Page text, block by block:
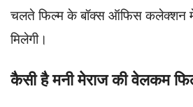
चलते फिल्म के बॉक्स ऑफिस कलेक्शन
मिलेगी।
कैसी है मनी मेराज की वेलकम